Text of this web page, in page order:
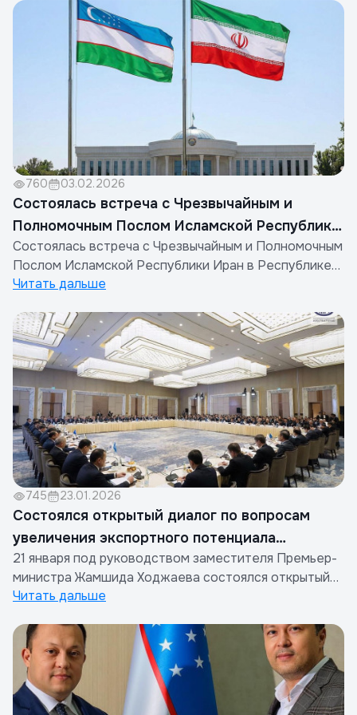
встречи стороны обсудили перспективы
дальнейшего развития сотрудничества между
представителями строительной отрасли двух стран.
760 03.02.2026
Состоялась встреча с Чрезвычайным и
Полномочным Послом Исламской Республики
Иран в Узбекистане
Состоялась встреча с Чрезвычайным и Полномочным
Послом Исламской Республики Иран в Республике
Узбекистан.В ходе диалога были подробно
двустороннего сотрудничества, а также
расширения взаимодействия в торгово-
экономической, технологической и строительной
сфера...
Читать дальше
745 23.01.2026
Cостоялся открытый диалог по вопросам
увеличения экспортного потенциала
строительной отрасли
21 января под руководством заместителя Премьер-
министра Жамшида Ходжаева состоялся открытый
диалог с участием послов Узбекистана за рубежом и
предложения председателя Ассоциации
строителей Узбекистана Мансуржона
Ниязмухамедова, направленные на повышение...
Читать дальше